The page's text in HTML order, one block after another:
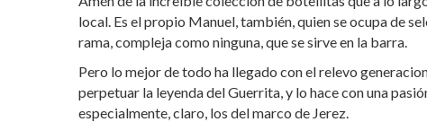
local. Es el propio Manuel, también, quien se ocupa de
rama, compleja como ninguna, que se sirve en la barra.
Pero lo mejor de todo ha llegado con el relevo
perpetuar la leyenda del Guerrita, y lo hace con una
especialmente, claro, los del marco de Jerez.